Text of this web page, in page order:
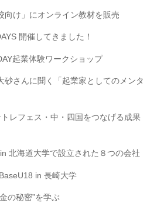
向け」にオンライン教材を販売
開催してきました！
起業体験ワークショップ
砂さんに聞く「起業家としてのメンタ
トレフェス・中・四国をつなげる成果
北海道大学で設立された８つの会社
in 長崎大学
の秘密”を学ぶ